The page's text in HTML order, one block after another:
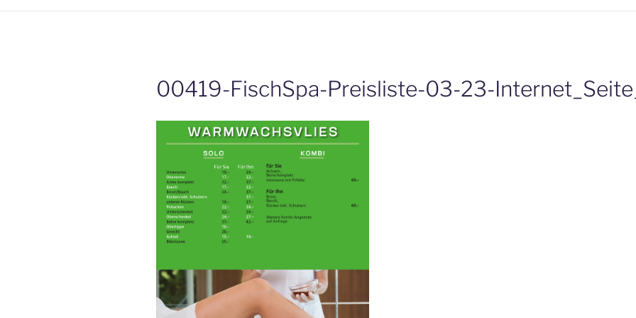
00419-FischSpa-Preisliste-03-23-